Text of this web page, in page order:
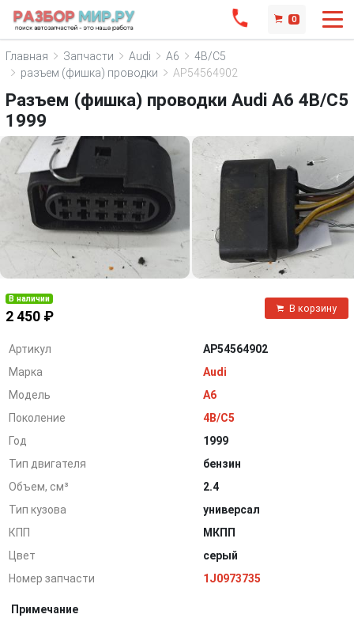
0
Главная Запчасти Audi A6
4B/C5
разъем (фишка) проводки
AP54564902
Разъем (фишка) проводки Audi A6 4B/C5
1999
В наличии
2 450 ₽
В корзину
Артикул
AP54564902
Марка
Audi
Модель
A6
Поколение
4B/C5
Год
1999
Тип двигателя
бензин
Объем, см³
2.4
Тип кузова
универсал
КПП
МКПП
Цвет
серый
Номер запчасти
1J0973735
Примечание